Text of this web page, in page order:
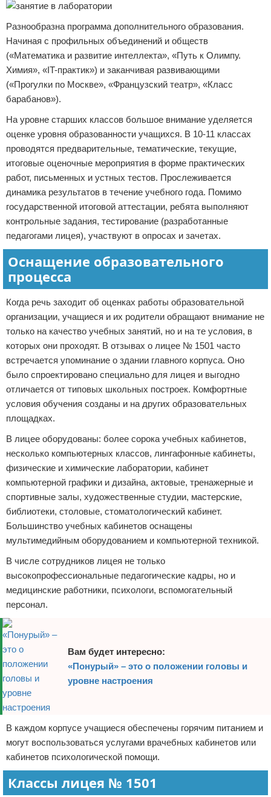
Разнообразна программа дополнительного образования.
Начиная с профильных объединений и обществ
(«Математика и развитие интеллекта», «Путь к Олимпу.
Химия», «IT-практик») и заканчивая развивающими
(«Прогулки по Москве», «Французский театр», «Класс
барабанов»).
На уровне старших классов большое внимание уделяется
оценке уровня образованности учащихся. В 10-11 классах
проводятся предварительные, тематические, текущие,
итоговые оценочные мероприятия в форме практических
работ, письменных и устных тестов. Прослеживается
динамика результатов в течение учебного года. Помимо
государственной итоговой аттестации, ребята выполняют
контрольные задания, тестирование (разработанные
педагогами лицея), участвуют в опросах и зачетах.
Оснащение образовательного
процесса
Когда речь заходит об оценках работы образовательной
организации, учащиеся и их родители обращают внимание не
только на качество учебных занятий, но и на те условия, в
которых они проходят. В отзывах о лицее № 1501 часто
встречается упоминание о здании главного корпуса. Оно
было спроектировано специально для лицея и выгодно
отличается от типовых школьных построек. Комфортные
условия обучения созданы и на других образовательных
площадках.
В лицее оборудованы: более сорока учебных кабинетов,
несколько компьютерных классов, лингафонные кабинеты,
физические и химические лаборатории, кабинет
компьютерной графики и дизайна, актовые, тренажерные и
спортивные залы, художественные студии, мастерские,
библиотеки, столовые, стоматологический кабинет.
Большинство учебных кабинетов оснащены
мультимедийным оборудованием и компьютерной техникой.
В числе сотрудников лицея не только
высокопрофессиональные педагогические кадры, но и
медицинские работники, психологи, вспомогательный
персонал.
Вам будет интересно:
«Понурый» – это о положении головы и
уровне настроения
В каждом корпусе учащиеся обеспечены горячим питанием и
могут воспользоваться услугами врачебных кабинетов или
кабинетов психологической помощи.
Классы лицея № 1501